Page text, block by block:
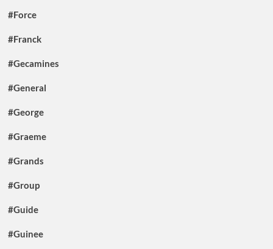
#Force
#Franck
#Gecamines
#General
#George
#Graeme
#Grands
#Group
#Guide
#Guinee